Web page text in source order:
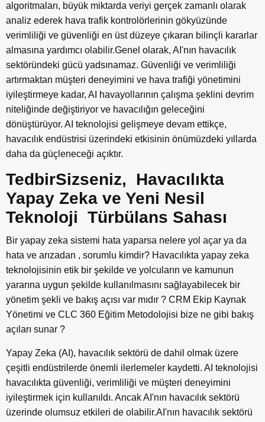
algoritmaları, büyük miktarda veriyi gerçek zamanlı olarak
analiz ederek hava trafik kontrolörlerinin gökyüzünde
verimliliği ve güvenliği en üst düzeye çıkaran bilinçli kararlar
almasına yardımcı olabilir.Genel olarak, AI'nın havacılık
sektöründeki gücü yadsınamaz. Güvenliği ve verimliliği
artırmaktan müşteri deneyimini ve hava trafiği yönetimini
iyileştirmeye kadar, AI havayollarının çalışma şeklini devrim
niteliğinde değiştiriyor ve havacılığın geleceğini
dönüştürüyor. AI teknolojisi gelişmeye devam ettikçe,
havacılık endüstrisi üzerindeki etkisinin önümüzdeki yıllarda
daha da güçleneceği açıktır.
TedbirSizseniz, Havacılıkta
Yapay Zeka ve Yeni Nesil
Teknoloji Türbülans Sahası
Bir yapay zeka sistemi hata yaparsa nelere yol açar ya da
hata ve arızadan , sorumlu kimdir? Havacılıkta yapay zeka
teknolojisinin etik bir şekilde ve yolcuların ve kamunun
yararına uygun şekilde kullanılmasını sağlayabilecek bir
yönetim şekli ve bakış açısı var mıdır ? CRM Ekip Kaynak
Yönetimi ve CLC 360 Eğitim Metodolojisi bize ne gibi bakış
açıları sunar ?
Yapay Zeka (AI), havacılık sektörü de dahil olmak üzere
çeşitli endüstrilerde önemli ilerlemeler kaydetti. AI teknolojisi
havacılıkta güvenliği, verimliliği ve müşteri deneyimini
iyileştirmek için kullanıldı. Ancak AI'nın havacılık sektörü
üzerinde olumsuz etkileri de olabilir.AI'nın havacılık sektörü